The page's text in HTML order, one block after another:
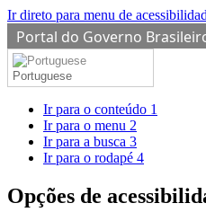
Ir direto para menu de
Portal do Governo
Portuguese
Ir para o conteúdo 1
Ir para o menu 2
Ir para a busca 3
Ir para o rodapé 4
Opções de